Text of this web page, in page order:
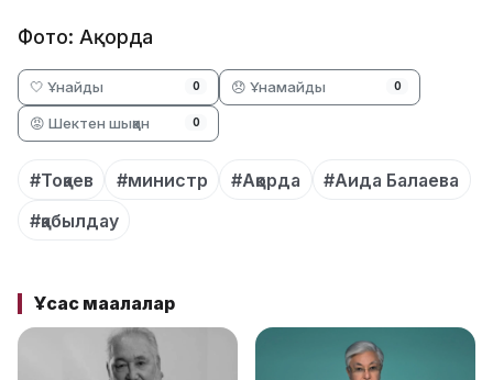
Фото: Ақорда
🤍 Ұнайды 0 😞 Ұнамайды 0
😡 Шектен шыққан 0
#Тоқаев #министр #Ақорда
#Аида Балаева
#қабылдау
Ұқсас мақалалар